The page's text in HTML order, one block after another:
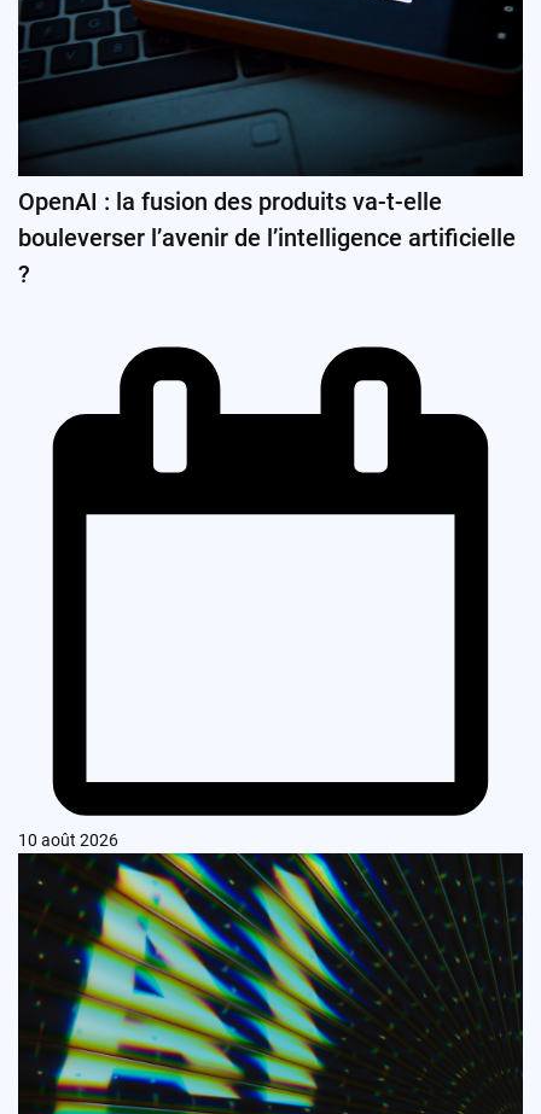
OpenAI : la fusion des produits va-t-elle
bouleverser l’avenir de l’intelligence artificielle
?
10 août 2026